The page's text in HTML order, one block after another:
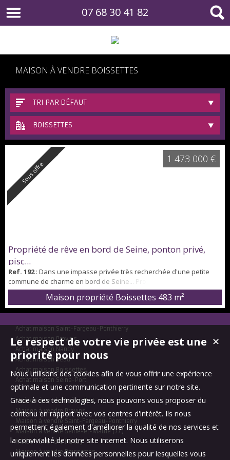
07 68 30 41 82
MAISON À VENDRE BOISSETTES
TRI PAR DÉFAUT
BOISSETTES
Sous offre
Propriété de rêve en bord de Seine, ponton privé,
pisc...
Ref. 192: Dans une impasse privée très recherchée d'une petite
commune de charme en bord de Seine... Propriété exceptionnelle
de 443m² sur un terrain de 6000m². Construite en 1978, de style
mansard, elle a été entièrement restaurée en 2024 par une
décoratrice d'intérieur. Une entrée grandiose conduit à un espace
cheminée à l'ancien...
Maison propriété Boissettes 483 m²
1 473 000 €
Achat maison Saint-Fargeau-Ponthierry
Achat maison Provins
Achat maison Nandy
Achat maison Réau
Achat maison Boissettes
Achat maison Seine-Port
Maison à vendre Seine-Port
Maison à vendre Provins
Maison à vendre Saint-Fargeau-Ponthierry
Maison à vendre Seine-et-Marne (77)
Maison à vendre Nandy
Maison à vendre Boissettes
✕
Le respect de votre vie privée est une
priorité pour nous
Nous utilisons des cookies afin de vous offrir une expérience
optimale et une communication pertinente sur notre site.
Grace à ces technologies, nous pouvons vous proposer du
contenu en rapport avec vos centres d'intérêt. Ils nous
permettent également d'améliorer la qualité de nos services et
la convivialité de notre site internet. Nous utiliserons
uniquement les données personnelles pour lesquelles vous